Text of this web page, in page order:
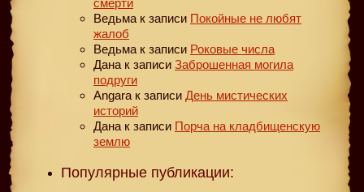
Ведьма к записи Покойные не любят
жалоб
Ведьма к записи Роковые числа
Дана к записи Заброшенная могила
подруги
Angara к записи День мистических
историй
Дана к записи Порча на кладбищенскую
землю
Популярные публикации: